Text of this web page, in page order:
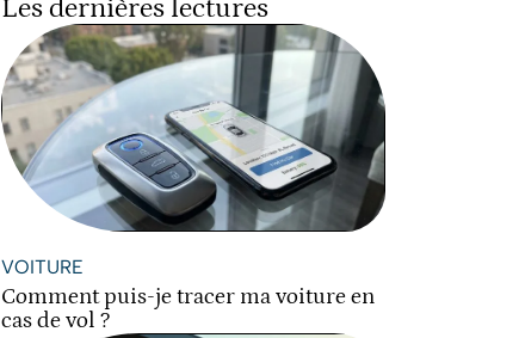
Les dernières lectures
VOITURE
Comment puis-je tracer ma voiture en
cas de vol ?